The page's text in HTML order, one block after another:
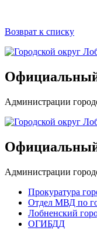
Возврат к списку
Администрации
Администрации
Прокуратура
Отдел МВД по
Лобненский
ОГИБДД